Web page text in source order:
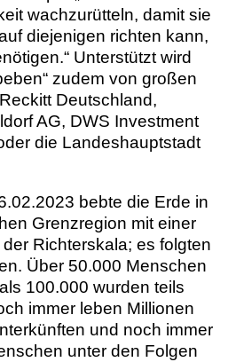
wachzurütteln, damit sie
diejenigen richten kann,
Unterstützt wird
zudem von großen
Deutschland,
AG, DWS Investment
die Landeshauptstadt
bebte die Erde in
Grenzregion mit einer
Richterskala; es folgten
Über 50.000 Menschen
100.000 wurden teils
immer leben Millionen
und noch immer
unter den Folgen